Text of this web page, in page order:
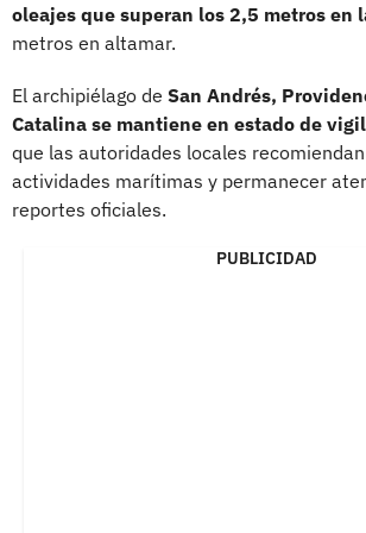
oleajes que superan los 2,5 metros en
metros en altamar.
El archipiélago de San Andrés,
Catalina se mantiene en estado de
que las autoridades locales
actividades marítimas y permanecer
reportes oficiales.
PUBLICIDAD